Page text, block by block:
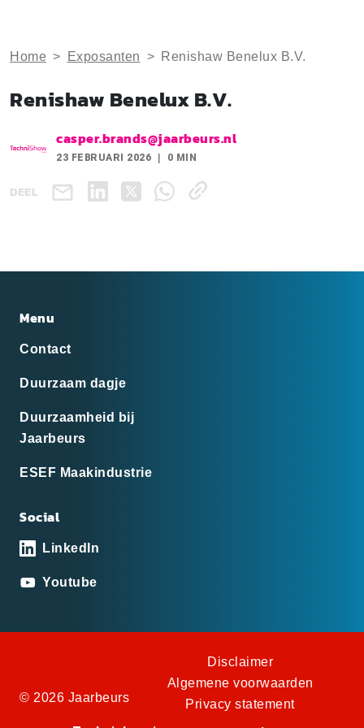
Home > Exposanten > Renishaw Benelux B.V.
Renishaw Benelux B.V.
casper.brands@jaarbeurs.nl
23 FEBRUARI 2026 0 MIN
DEEL
Menu
Contact
Duurzaam dagje
Duurzaamheid bij
Jaarbeurs
ESEF Maakindustrie
Social
LinkedIn
Youtube
© 2026 Jaarbeurs
Disclaimer
Algemene voorwaarden
Privacy statement